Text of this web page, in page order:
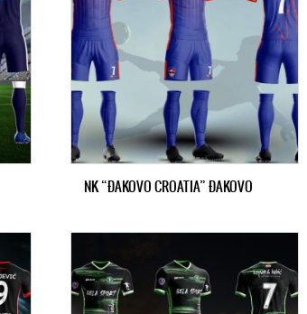
NK “ĐAKOVO CROATIA” ĐAKOVO